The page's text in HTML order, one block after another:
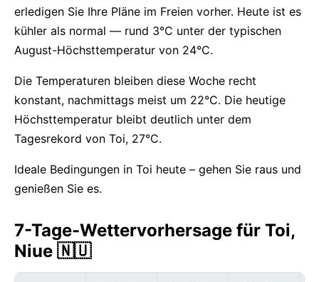
erledigen Sie Ihre Pläne im Freien vorher. Heute ist es
kühler als normal — rund 3°C unter der typischen
August-Höchsttemperatur von 24°C.
Die Temperaturen bleiben diese Woche recht
konstant, nachmittags meist um 22°C. Die heutige
Höchsttemperatur bleibt deutlich unter dem
Tagesrekord von Toi, 27°C.
Ideale Bedingungen in Toi heute – gehen Sie raus und
genießen Sie es.
7-Tage-Wettervorhersage für Toi,
Niue 🇳🇺